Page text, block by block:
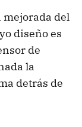
mejorada del
diseño es
de
la
detrás de